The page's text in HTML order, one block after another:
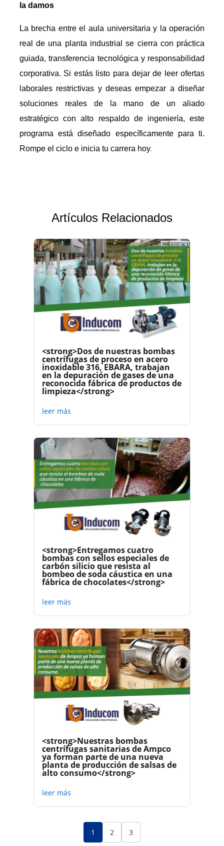
la damos
La brecha entre el aula universitaria y la operación
real de una planta industrial se cierra con práctica
guiada, transferencia tecnológica y responsabilidad
corporativa. Si estás listo para dejar de leer ofertas
laborales restrictivas y deseas empezar a diseñar
soluciones reales de la mano de un aliado
estratégico con alto respaldo de ingeniería, este
programa está diseñado específicamente para ti.
Rompe el ciclo e inicia tu carrera hoy.
Artículos Relacionados
<strong>Dos de nuestras bombas
centrífugas de proceso en acero
inoxidable 316, EBARA, trabajan
en la depuración de gases de una
reconocida fábrica de productos de
limpieza</strong>
leer más
<strong>Entregamos cuatro
bombas con sellos especiales de
carbón silicio que resista al
bombeo de soda cáustica en una
fábrica de chocolates</strong>
leer más
<strong>Nuestras bombas
centrífugas sanitarias de Ampco
ya forman parte de una nueva
planta de producción de salsas de
alto consumo</strong>
leer más
1 2 3